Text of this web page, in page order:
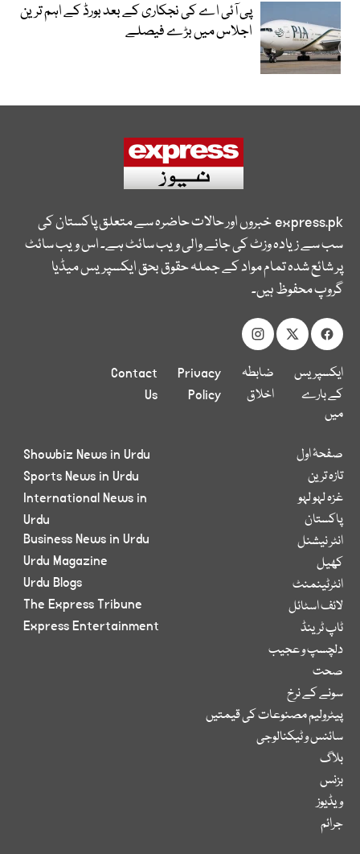
پی آئی اے کی نجکاری کے بعد بورڈ کے اہم ترین
اجلاس میں بڑے فیصلے
express.pkخبروں اور حالات حاضرہ سے متعلق پاکستان کی
سب سے زیادہ وزٹ کی جانے والی ویب سائٹ ہے۔ اس ویب سائٹ
پر شائع شدہ تمام مواد کے جملہ حقوق بحق ایکسپریس میڈیا
گروپ محفوظ ہیں۔
ایکسپریس
کے بارے
میں
ضابطہ
اخلاق
Privacy
Policy
Contact
Us
صفحۂ اول
تازہ ترین
غزہ لہو لہو
پاکستان
انٹر نیشنل
کھیل
انٹرٹینمنٹ
لائف اسٹائل
ٹاپ ٹرینڈ
دلچسپ و عجیب
صحت
سونے کے نرخ
پیٹرولیم مصنوعات کی قیمتیں
سائنس و ٹیکنالوجی
بلاگ
بزنس
ویڈیوز
جرائم
Showbiz News in Urdu
Sports News in Urdu
International News in
Urdu
Business News in Urdu
Urdu Magazine
Urdu Blogs
The Express Tribune
Express Entertainment